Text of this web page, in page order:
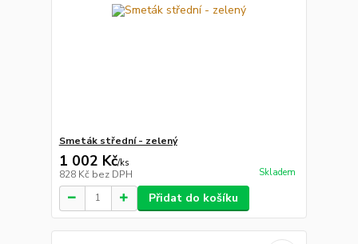
Smeták střední - zelený
1 002 Kč/ks
828 Kč bez DPH Skladem
Přidat do košíku